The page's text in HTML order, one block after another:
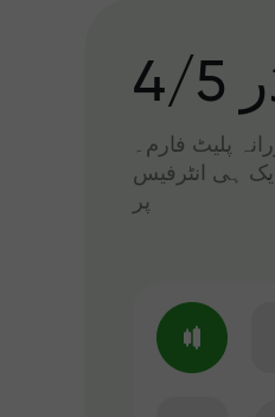
پلیٹ فارم۔
ہی انٹرفیس
پر